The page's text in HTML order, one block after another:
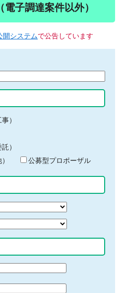
子調達案件以外）
開システムで公告しています
）
）
公募型プロポーザル